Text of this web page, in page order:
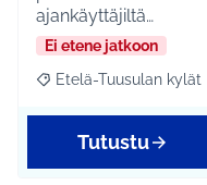
ajankäyttäjiltä…
Ei etene jatkoon
Rajaa tulokset
Etelä-Tuusulan kylät
Tutustu